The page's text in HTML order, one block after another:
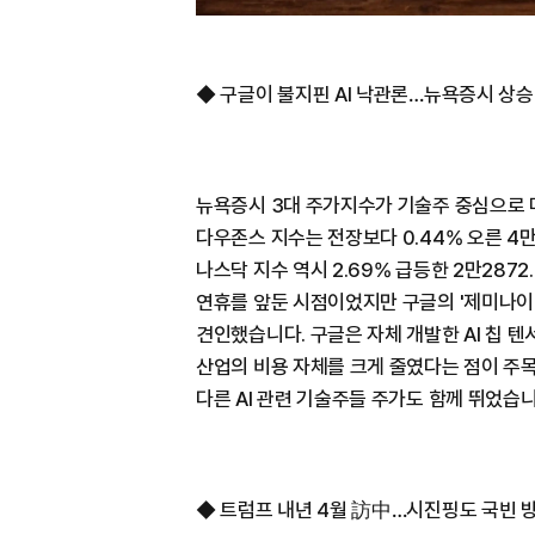
◆ 구글이 불지핀 AI 낙관론…뉴욕증시 상승
뉴욕증시 3대 주가지수가 기술주 중심으
다우존스 지수는 전장보다 0.44% 오른
나스닥 지수 역시 2.69% 급등한 2만
연휴를 앞둔 시점이었지만 구글의 '제미나
견인했습니다. 구글은 자체 개발한 AI 칩
산업의 비용 자체를 크게 줄였다는 점이 주
다른 AI 관련 기술주들 주가도 함께 뛰었습
◆ 트럼프 내년 4월 訪中…시진핑도 국빈